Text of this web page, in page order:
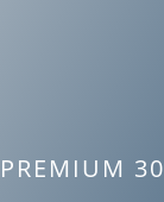
PREMIUM